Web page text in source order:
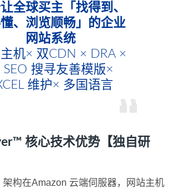
全球买主「找得到、
、浏览顺畅」的企业
网站系统
机× 双CDN × DRA ×
SEO 搜寻友善模版×
维护× 多国语言
核心技术优势【独自研
架构在Amazon 云端伺服器，网站主机